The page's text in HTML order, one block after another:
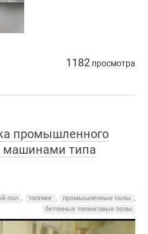
1182 просмотра
промышленного
машинами типа
пол , топпинг , промышленные полы ,
бетонные топинговые полы